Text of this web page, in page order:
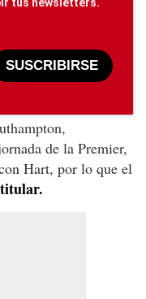
SUSCRIBIRSE
de la Premier,
Hart, por lo que el